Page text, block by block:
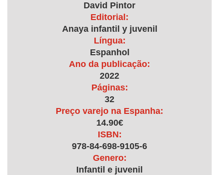
David Pintor
Editorial:
Anaya infantil y juvenil
Língua:
Espanhol
Ano da publicação:
2022
Páginas:
32
Preço varejo na Espanha:
14.90€
ISBN:
978-84-698-9105-6
Genero:
Infantil e juvenil